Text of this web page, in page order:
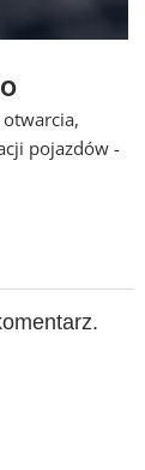
pojazdów -